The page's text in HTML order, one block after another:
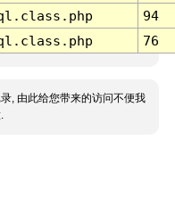
94
76
, 由此给您带来的访问不便我